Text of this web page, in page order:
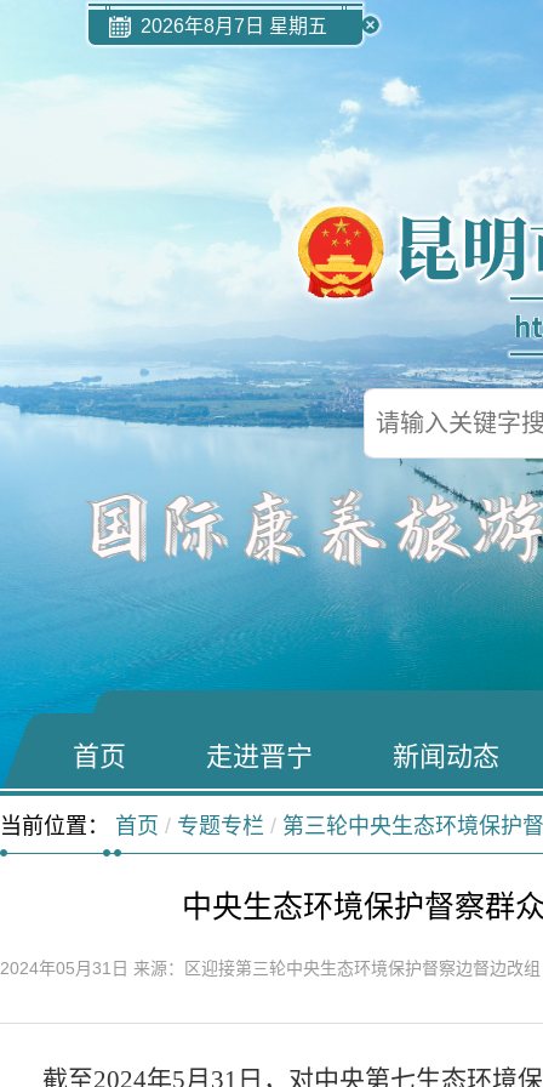
2026年8月7日 星期五
首页 走进晋宁 新闻动态
当前位置： 首页 / 专题专栏 / 第三轮中央生态环境保护
中央生态环境保护督察群
2024年05月31日 来源：区迎接第三轮中央生态环境保护督察边督边
截至2024年5月 31 日，对中央第七生态环境